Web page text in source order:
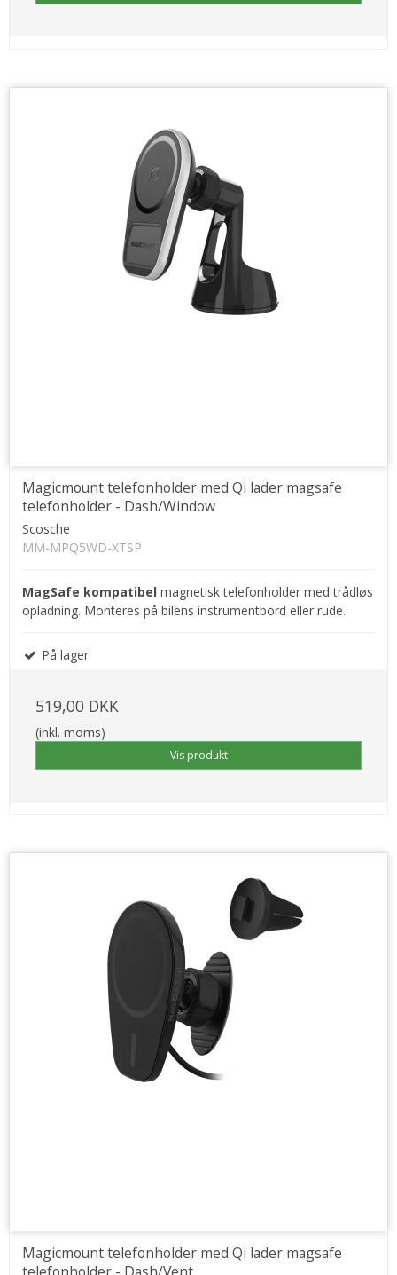
Magicmount telefonholder med Qi lader magsafe
telefonholder - Dash/Window
Scosche
MM-MPQ5WD-XTSP
MagSafe kompatibel magnetisk telefonholder med trådløs
opladning. Monteres på bilens instrumentbord eller rude.
På lager
519,00 DKK
(inkl. moms)
Vis produkt
Magicmount telefonholder med Qi lader magsafe